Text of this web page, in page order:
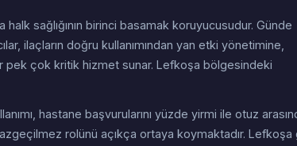
sağlığının birinci basamak koruyucusudur. Günde
ilaçların doğru kullanımından yan etki yönetimine,
pek çok kritik hizmet sunar. Lefkoşa bölgesindeki
hastane başvurularını yüzde yirmi ile otuz
rolünü açıkça ortaya koymaktadır. Lefkoşa